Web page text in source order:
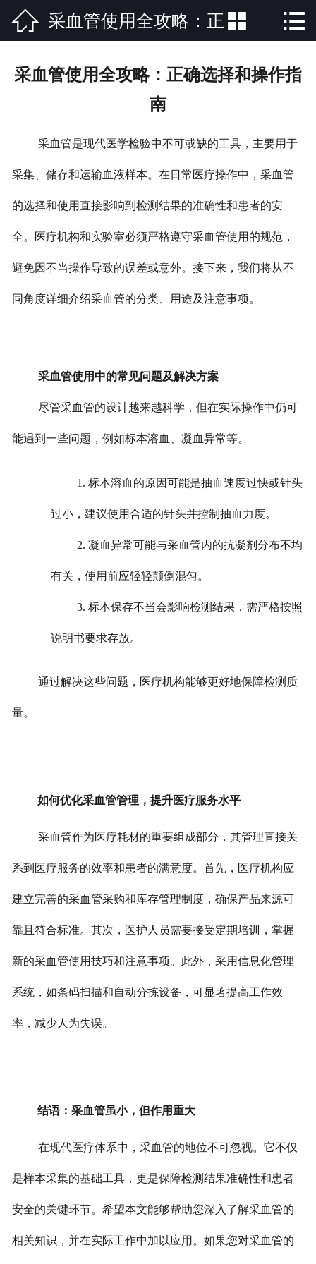
 网站首页
公司场景
联系方式
 采血管使用全攻略：正
确选择和操作指南
 
采血管使用全攻略：正确选择和操作指
南
采血管是现代医学检验中不可或缺的工具，主要用于
采集、储存和运输血液样本。在日常医疗操作中，采血管
的选择和使用直接影响到检测结果的准确性和患者的安
全。 医疗机构和实验室必须严格遵守采血管使用的规范，
避免因不当操作导致的误差或意外。接下来，我们将从不
同角度详细介绍采血管的分类、用途及注意事项。
采血管使用中的常见问题及解决方案
尽管采血管的设计越来越科学，但在实际操作中仍可
能遇到一些问题，例如标本溶血、凝血异常等。
1. 标本溶血的原因可能是抽血速度过快或针头
过小，建议使用合适的针头并控制抽血力度。
2. 凝血异常可能与采血管内的抗凝剂分布不均
有关，使用前应轻轻颠倒混匀。
3. 标本保存不当会影响检测结果，需严格按照
说明书要求存放。
通过解决这些问题，医疗机构能够更好地保障检测质
量。
如何优化采血管管理，提升医疗服务水平
采血管作为医疗耗材的重要组成部分，其管理直接关
系到医疗服务的效率和患者的满意度。 首先，医疗机构应
建立完善的采血管采购和库存管理制度，确保产品来源可
靠且符合标准。其次，医护人员需要接受定期培训，掌握
新的采血管使用技巧和注意事项。 此外，采用信息化管理
系统，如条码扫描和自动分拣设备，可显著提高工作效
率，减少人为失误。
结语：采血管虽小，但作用重大
在现代医疗体系中，采血管的地位不可忽视。它不仅
是样本采集的基础工具，更是保障检测结果准确性和患者
安全的关键环节。 希望本文能够帮助您深入了解采血管的
相关知识，并在实际工作中加以应用。如果您对采血管的